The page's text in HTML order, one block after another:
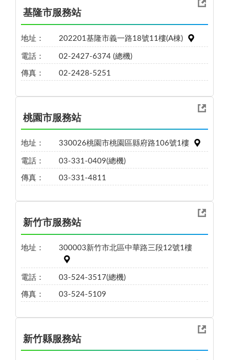
基隆市服務站
地址： 202201基隆市義一路18號11樓(A棟)
電話： 02-2427-6374 (總機)
傳真： 02-2428-5251
桃園市服務站
地址： 330026桃園市桃園區縣府路106號1樓
電話： 03-331-0409(總機)
傳真： 03-331-4811
新竹市服務站
地址： 300003新竹市北區中華路三段12號1樓
電話： 03-524-3517(總機)
傳真： 03-524-5109
新竹縣服務站